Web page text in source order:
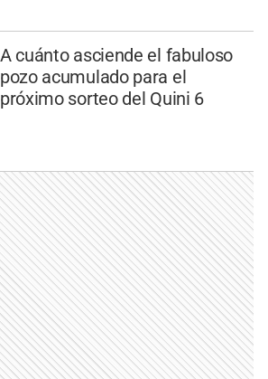
A cuánto asciende el fabuloso
pozo acumulado para el
próximo sorteo del Quini 6